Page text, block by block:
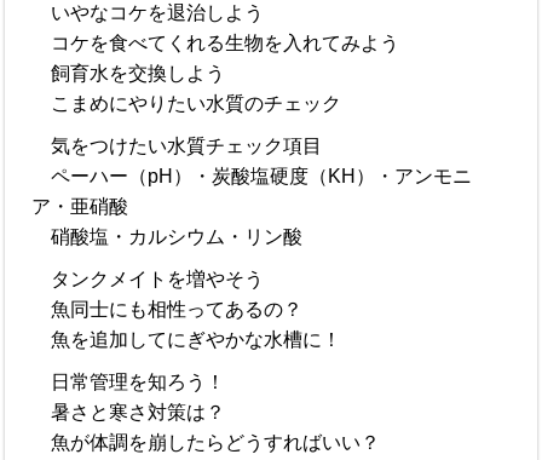
いやなコケを退治しよう
コケを食べてくれる生物を入れてみよう
飼育水を交換しよう
こまめにやりたい水質のチェック
気をつけたい水質チェック項目
ペーハー（pH）・炭酸塩硬度（KH）・アンモニ
ア・亜硝酸
硝酸塩・カルシウム・リン酸
タンクメイトを増やそう
魚同士にも相性ってあるの？
魚を追加してにぎやかな水槽に！
日常管理を知ろう！
暑さと寒さ対策は？
魚が体調を崩したらどうすればいい？